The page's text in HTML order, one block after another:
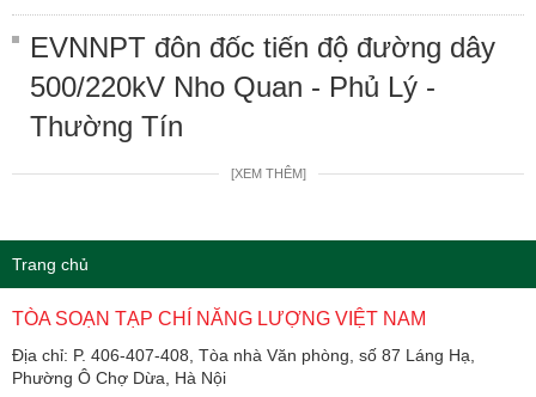
EVNNPT đôn đốc tiến độ đường dây
500/220kV Nho Quan - Phủ Lý -
Thường Tín
[XEM THÊM]
Trang chủ
TÒA SOẠN TẠP CHÍ NĂNG LƯỢNG VIỆT NAM
Địa chỉ: P. 406-407-408, Tòa nhà Văn phòng, số 87 Láng Hạ,
Phường Ô Chợ Dừa, Hà Nội